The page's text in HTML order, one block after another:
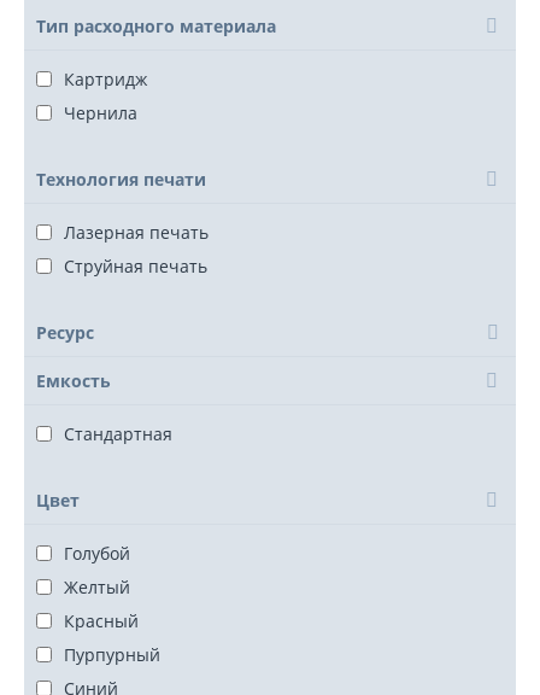
Тип расходного материала
Картридж
Чернила
Технология печати
Лазерная печать
Струйная печать
Ресурс
Емкость
Стандартная
Цвет
Голубой
Желтый
Красный
Пурпурный
Синий